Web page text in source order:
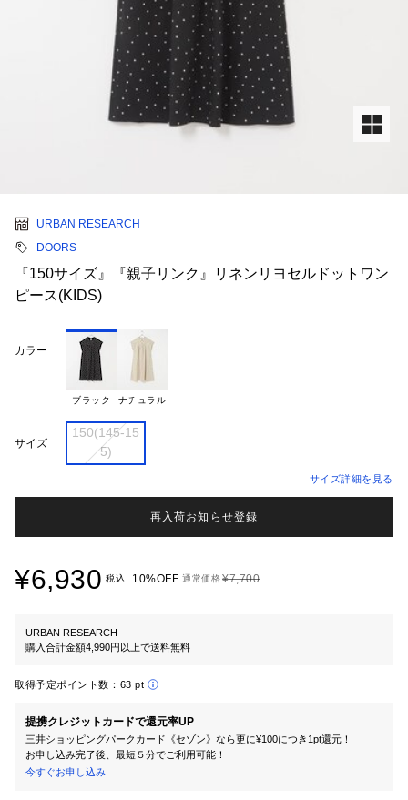
URBAN RESEARCH
DOORS
『150サイズ』『親子リンク』リネンリヨセルドットワン
ピース(KIDS)
カラー
ブラック ナチュラル
サイズ
150(145-15
サイズ詳細を見る
再入荷お知らせ登録
¥6,930 税込 10%OFF 通常価格¥7,700
URBAN RESEARCH
購入合計金額4,990円以上で送料無料
取得予定ポイント数： 63 pt
提携クレジットカードで還元率UP
三井ショッピングパークカード《セゾン》なら更に¥100につき1pt還元！
お申し込み完了後、最短５分でご利用可能！
今すぐお申し込み